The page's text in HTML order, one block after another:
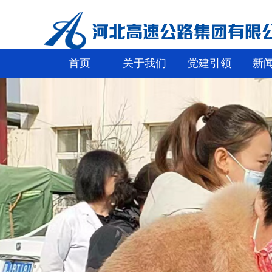
首页 关于我们 党建引领 新